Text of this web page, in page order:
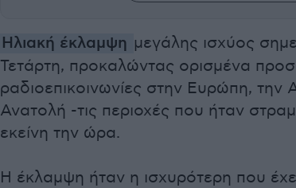
Ηλιακή έκλαμψη μεγάλης ισχύος
Τετάρτη, προκαλώντας ορισμένα
ραδιοεπικοινωνίες στην Ευρώπη, την
Ανατολή -τις περιοχές που ήταν
εκείνη την ώρα.
Η έκλαμψη ήταν η ισχυρότερη που